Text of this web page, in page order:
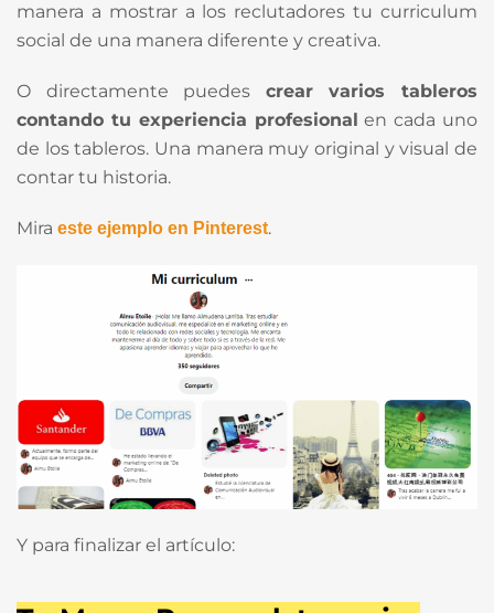
manera a mostrar a los reclutadores tu curriculum
social de una manera diferente y creativa.
O directamente puedes crear varios tableros
contando tu experiencia profesional en cada uno
de los tableros. Una manera muy original y visual de
contar tu historia.
Mira este ejemplo en Pinterest.
Y para finalizar el artículo: